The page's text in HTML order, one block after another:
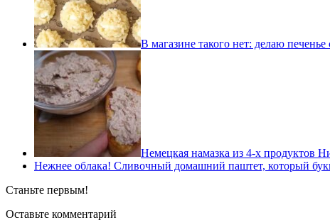
В магазине такого нет: делаю
Немецкая намазка из 4-х продуктов
Нежнее облака! Сливочный домашний паштет, который
Станьте первым!
Оставьте комментарий